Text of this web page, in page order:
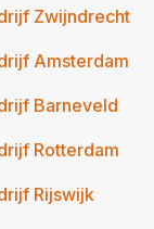
Zwijndrecht
Amsterdam
Barneveld
Rotterdam
Rijswijk